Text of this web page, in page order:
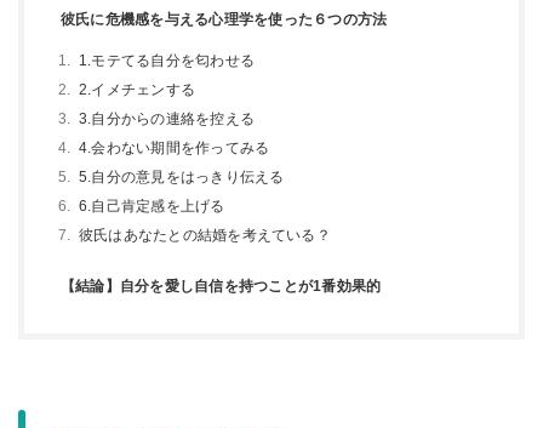
彼氏に危機感を与える心理学を使った６つの方法
1.モテてる自分を匂わせる
2.イメチェンする
3.自分からの連絡を控える
4.会わない期間を作ってみる
5.自分の意見をはっきり伝える
6.自己肯定感を上げる
彼氏はあなたとの結婚を考えている？
【結論】自分を愛し自信を持つことが1番効果的